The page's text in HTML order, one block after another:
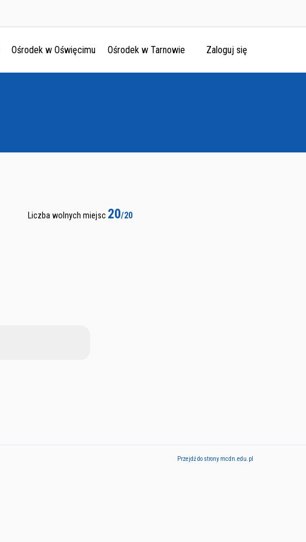
Ośrodek w Oświęcimu Ośrodek w Tarnowie Zaloguj się
Liczba wolnych miejsc 20/20
Przejdź do strony mcdn.edu.pl